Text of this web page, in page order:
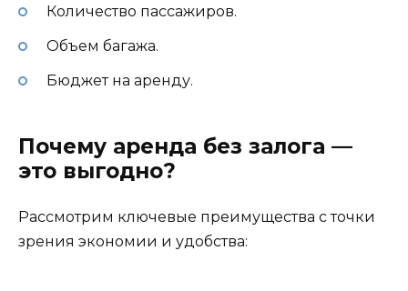
Количество пассажиров.
Объем багажа.
Бюджет на аренду.
Почему аренда без залога —
это выгодно?
Рассмотрим ключевые преимущества с точки
зрения экономии и удобства: